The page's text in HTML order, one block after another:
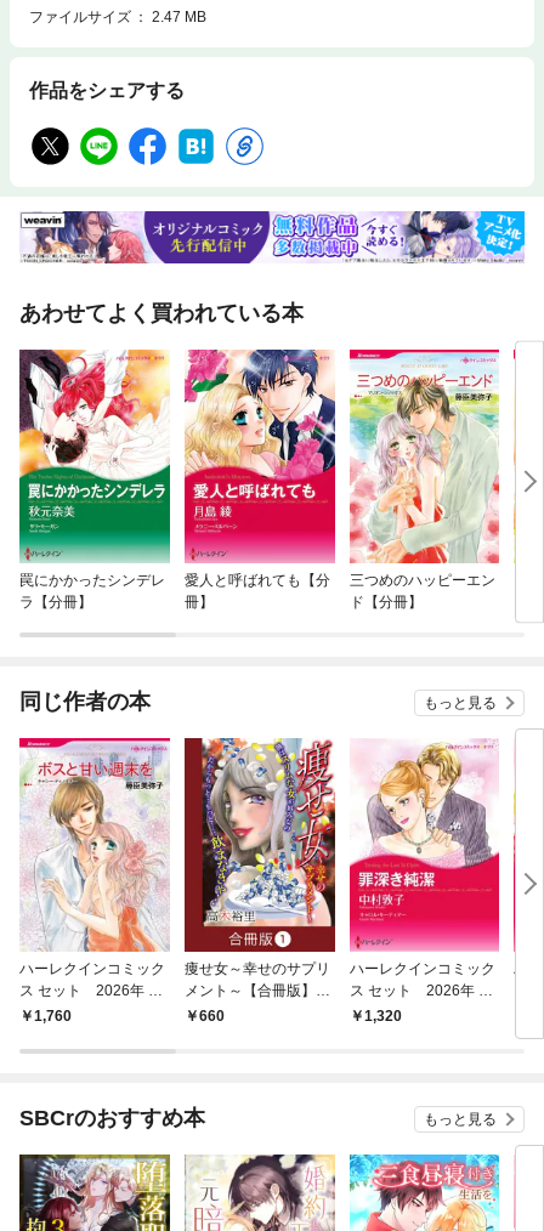
ファイルサイズ
2.47 MB
作品をシェアする
あわせてよく買われている本
罠にかかったシンデレ
ラ【分冊】
愛人と呼ばれても【分
冊】
三つめのハッピーエン
ド【分冊】
フ
同じ作者の本 もっと見る
ハーレクインコミック
ス セット 2026年 vo
l.925
1,760
痩せ女～幸せのサプリ
メント～【合冊版】
（1）
660
ハーレクインコミック
ス セット 2026年 vo
l.855
1,320
ハ
SBCrのおすすめ本 もっと見る